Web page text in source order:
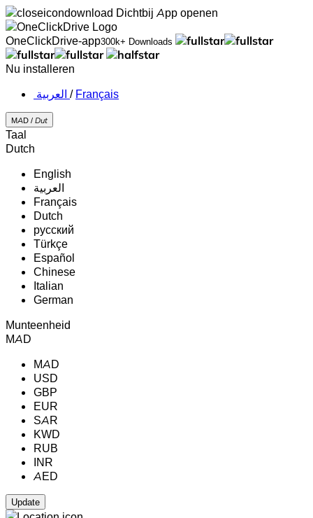
Dichtbij App openen
OneClickDrive-app300k+ Downloads
Nu installeren
‏العربية ‏ / Français
MAD / Dut
Taal
Dutch
English
‏العربية‏
Français
Dutch
русский
Türkçe
Español
Chinese
Italian
German
Munteenheid
MAD
MAD
USD
GBP
EUR
SAR
KWD
RUB
INR
AED